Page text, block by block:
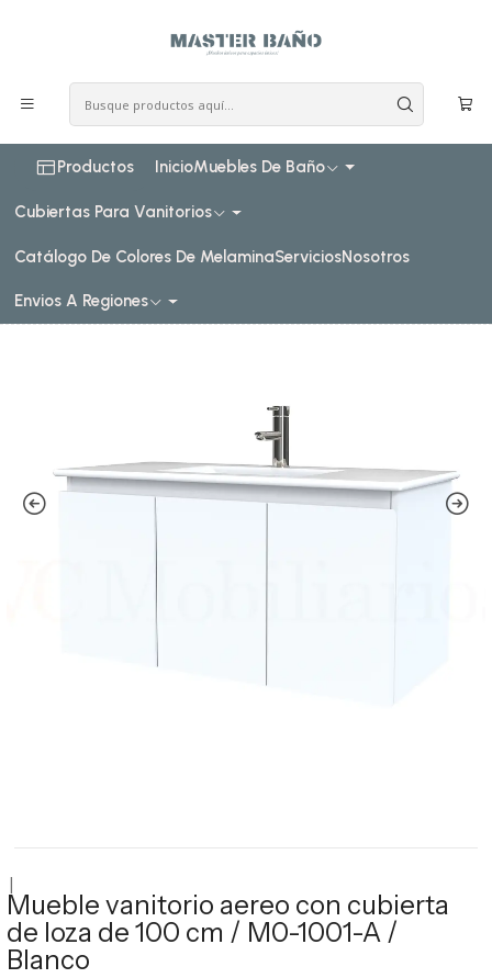
Productos InicioMuebles De Baño
Cubiertas Para Vanitorios
Catálogo De Colores De MelaminaServiciosNosotros
Envios A Regiones
Muebles vanitorios aereo simple de loza 100 cm
Mueble vanitorio aereo con cubierta de loza de 100 cm /
M0-1001-A / Blanco
|
Mueble vanitorio aereo con cubierta
de loza de 100 cm / M0-1001-A /
Blanco